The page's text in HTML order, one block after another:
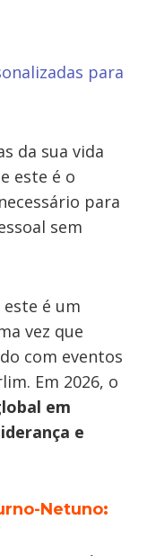
para
da sua vida
este é o
para
sem
é um
vez que
com eventos
Em 2026, o
em
e
Netuno: